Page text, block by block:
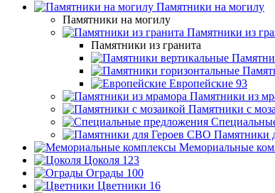
Памятники на могилу
Памятники на могилу
Памятники из
Памятники из гранита
Европейские 93
Памятники из
Памятники с
Памятники
Мемориальные
Цоколя 123
Ограды 100
Цветники 16